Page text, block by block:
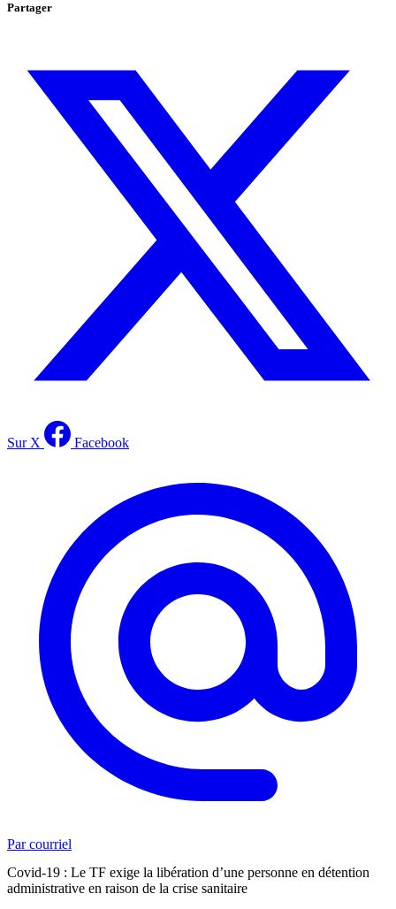
Partager
Sur X Facebook
Par courriel
Covid-19 : Le TF exige la libération d’une personne en détention
administrative en raison de la crise sanitaire